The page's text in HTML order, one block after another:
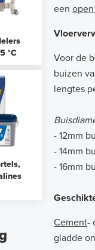
°C
een
Voor de
buizen
lengtes
-
-
-
Cement-
gladde